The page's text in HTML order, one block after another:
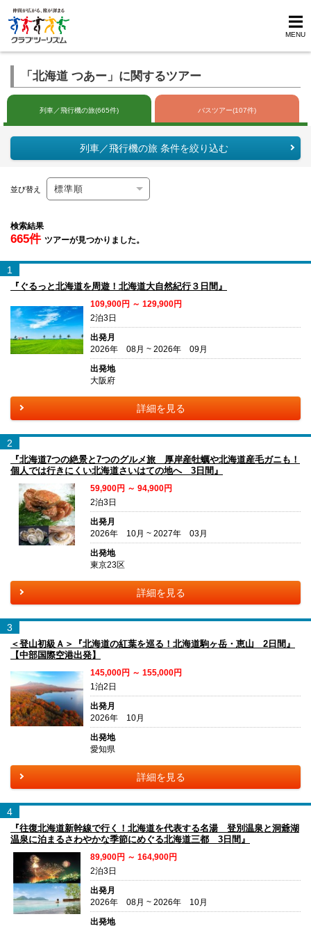
MENU
「北海道 つあー」に関するツアー
列車／飛行機の旅(665件) バスツアー(107件)
列車／飛行機の旅 条件を絞り込む
並び替え
検索結果
665件 ツアーが見つかりました。
1
『ぐるっと北海道を周遊！北海道大自然紀行３日間』
109,900円 ～ 129,900円
2泊3日
出発月
2026年 08月 ~ 2026年 09月
出発地
大阪府
詳細を見る
2
『北海道7つの絶景と7つのグルメ旅 厚岸産牡蠣や北海道産毛ガニも！
個人では行きにくい北海道さいはての地へ 3日間』
59,900円 ～ 94,900円
2泊3日
出発月
2026年 10月 ~ 2027年 03月
出発地
東京23区
詳細を見る
3
＜登山初級Ａ＞『北海道の紅葉を巡る！北海道駒ヶ岳・恵山 2日間』
【中部国際空港出発】
145,000円 ～ 155,000円
1泊2日
出発月
2026年 10月
出発地
愛知県
詳細を見る
4
『往復北海道新幹線で行く！北海道を代表する名湯 登別温泉と洞爺湖
温泉に泊まるさわやかな季節にめぐる北海道三都 3日間』
89,900円 ～ 164,900円
2泊3日
出発月
2026年 08月 ~ 2026年 10月
出発地